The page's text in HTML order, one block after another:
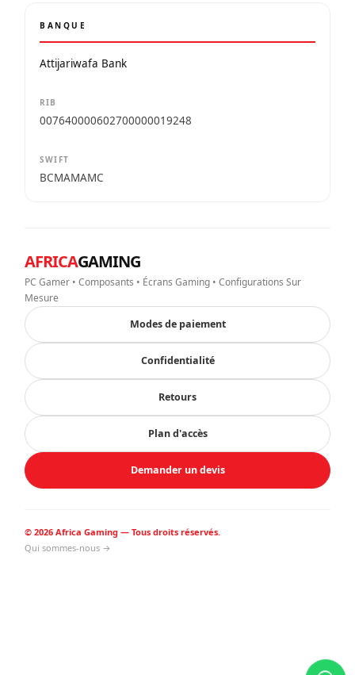
BANQUE
Attijariwafa Bank
RIB
007640000602700000019248
SWIFT
BCMAMAMC
AFRICAGAMING
PC Gamer • Composants • Écrans Gaming • Configurations Sur
Mesure
Modes de paiement
Confidentialité
Retours
Plan d'accès
Demander un devis
© 2026 Africa Gaming — Tous droits réservés.
Qui sommes-nous →